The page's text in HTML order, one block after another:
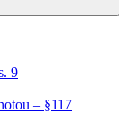
9
– §117